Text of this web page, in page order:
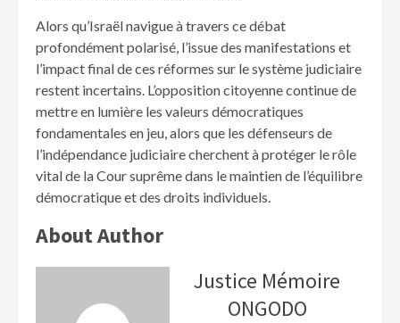
Alors qu’Israël navigue à travers ce débat
profondément polarisé, l’issue des manifestations et
l’impact final de ces réformes sur le système judiciaire
restent incertains. L’opposition citoyenne continue de
mettre en lumière les valeurs démocratiques
fondamentales en jeu, alors que les défenseurs de
l’indépendance judiciaire cherchent à protéger le rôle
vital de la Cour suprême dans le maintien de l’équilibre
démocratique et des droits individuels.
About Author
Justice Mémoire
ONGODO